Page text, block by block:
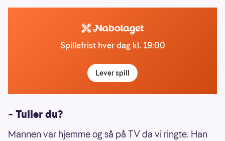
Spillefrist hver dag kl. 19:00
Lever spill
– Tuller du?
Mannen var hjemme og så på TV da vi ringte. Han